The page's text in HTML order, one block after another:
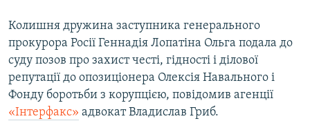
УКР
КТАТ
ДОЛУЧАЙСЯ!
Колишня дружина заступника генерального
прокурора Росії Геннадія Лопатіна Ольга подала до
суду позов про захист честі, гідності і ділової
репутації до опозиціонера Олексія Навального і
Фонду боротьби з корупцією, повідомив агенції
«Інтерфакс» адвокат Владислав Гриб.